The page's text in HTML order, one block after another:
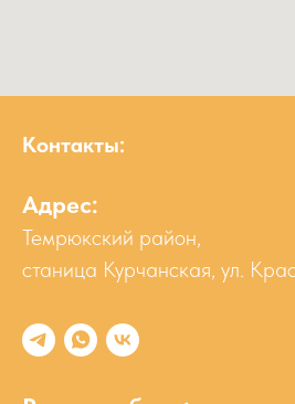
Контакты:
Адрес:
Темрюкский район,
станица Курчанская, ул.